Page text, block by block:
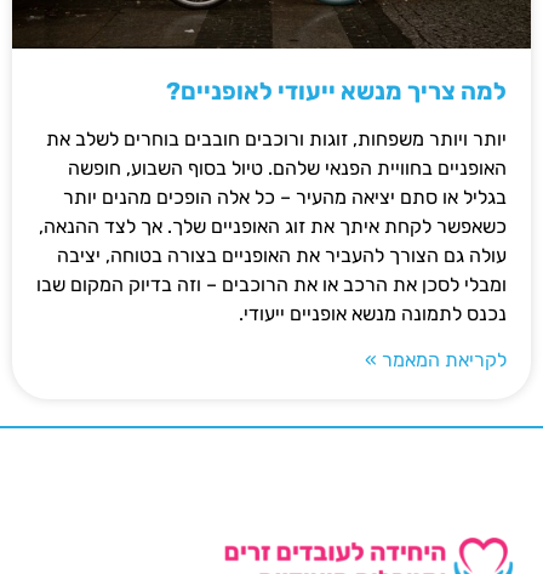
למה צריך מנשא ייעודי לאופניים?
יותר ויותר משפחות, זוגות ורוכבים חובבים בוחרים לשלב את
האופניים בחוויית הפנאי שלהם. טיול בסוף השבוע, חופשה
בגליל או סתם יציאה מהעיר – כל אלה הופכים מהנים יותר
כשאפשר לקחת איתך את זוג האופניים שלך. אך לצד ההנאה,
עולה גם הצורך להעביר את האופניים בצורה בטוחה, יציבה
ומבלי לסכן את הרכב או את הרוכבים – וזה בדיוק המקום שבו
נכנס לתמונה מנשא אופניים ייעודי.
לקריאת המאמר »